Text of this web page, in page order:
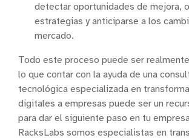
detectar oportunidades de mejora,
estrategias y anticiparse a los
mercado.
Todo este proceso puede ser
lo que contar con la ayuda de una
tecnológica especializada en
digitales a empresas puede ser un
para dar el siguiente paso en tu
RacksLabs somos especialistas en